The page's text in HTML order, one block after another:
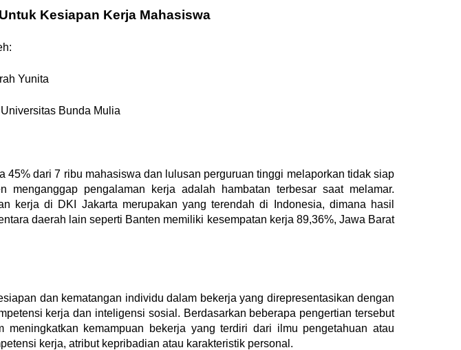
Kesiapan Kerja Mahasiswa
Yunita
Bunda Mulia
45% dari 7 ribu mahasiswa dan lulusan perguruan tinggi melaporkan tidak siap
pengalaman kerja adalah hambatan terbesar saat melamar.
kerja di DKI Jakarta merupakan yang terendah di Indonesia, dimana hasil
daerah lain seperti Banten memiliki kesempatan kerja 89,36%, Jawa Barat
dan kematangan individu dalam bekerja yang direpresentasikan dengan
kerja dan inteligensi sosial. Berdasarkan beberapa pengertian tersebut
kemampuan bekerja yang terdiri dari ilmu pengetahuan atau
kerja, atribut kepribadian atau karakteristik personal.